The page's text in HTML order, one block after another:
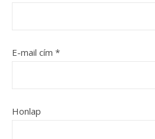
E-mail cím *
Honlap